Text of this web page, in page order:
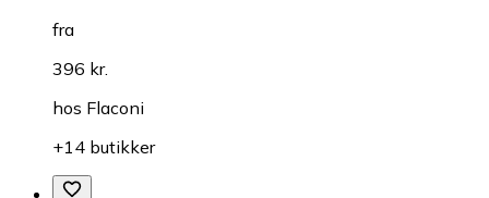
fra
396 kr.
hos Flaconi
+14 butikker